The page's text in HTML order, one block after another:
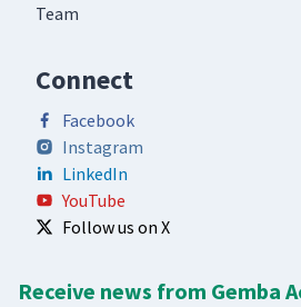
Team
Connect
Facebook
Instagram
LinkedIn
YouTube
Follow us on X
Receive news from Gemba